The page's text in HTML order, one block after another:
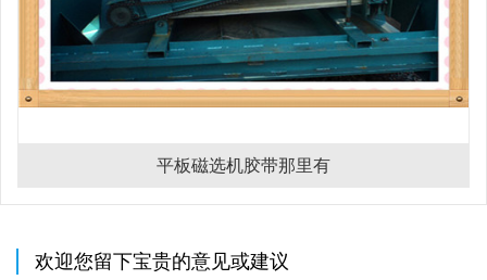
平板磁选机胶带那里有
欢迎您留下宝贵的意见或建议